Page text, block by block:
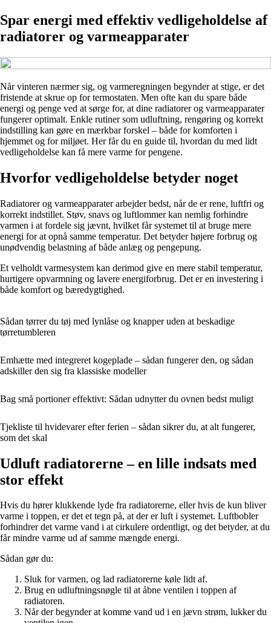
Spar energi med effektiv vedligeholdelse af
radiatorer og varmeapparater
Når vinteren nærmer sig, og varmeregningen begynder at stige, er det
fristende at skrue op for termostaten. Men ofte kan du spare både
energi og penge ved at sørge for, at dine radiatorer og varmeapparater
fungerer optimalt. Enkle rutiner som udluftning, rengøring og korrekt
indstilling kan gøre en mærkbar forskel – både for komforten i
hjemmet og for miljøet. Her får du en guide til, hvordan du med lidt
vedligeholdelse kan få mere varme for pengene.
Hvorfor vedligeholdelse betyder noget
Radiatorer og varmeapparater arbejder bedst, når de er rene, luftfri og
korrekt indstillet. Støv, snavs og luftlommer kan nemlig forhindre
varmen i at fordele sig jævnt, hvilket får systemet til at bruge mere
energi for at opnå samme temperatur. Det betyder højere forbrug og
unødvendig belastning af både anlæg og pengepung.
Et velholdt varmesystem kan derimod give en mere stabil temperatur,
hurtigere opvarmning og lavere energiforbrug. Det er en investering i
både komfort og bæredygtighed.
Sådan tørrer du tøj med lynlåse og knapper uden at beskadige
tørretumbleren
Emhætte med integreret kogeplade – sådan fungerer den, og sådan
adskiller den sig fra klassiske modeller
Bag små portioner effektivt: Sådan udnytter du ovnen bedst muligt
Tjekliste til hvidevarer efter ferien – sådan sikrer du, at alt fungerer,
som det skal
Udluft radiatorerne – en lille indsats med
stor effekt
Hvis du hører klukkende lyde fra radiatorerne, eller hvis de kun bliver
varme i toppen, er det et tegn på, at der er luft i systemet. Luftbobler
forhindrer det varme vand i at cirkulere ordentligt, og det betyder, at du
får mindre varme ud af samme mængde energi.
Sådan gør du:
Sluk for varmen, og lad radiatorerne køle lidt af.
Brug en udluftningsnøgle til at åbne ventilen i toppen af
radiatoren.
Når der begynder at komme vand ud i en jævn strøm, lukker du